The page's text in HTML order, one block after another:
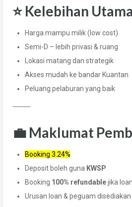
⭐ Kelebihan Utama
Harga mampu milik (low cost)
Semi-D – lebih privasi & ruang
Lokasi matang dan strategik
Akses mudah ke bandar Kuantan
Peluang pelaburan yang baik
⸻
💼 Maklumat
Booking 3.24%
Deposit boleh guna KWSP
Booking 100% refundablejika
Urusan loan & peguam